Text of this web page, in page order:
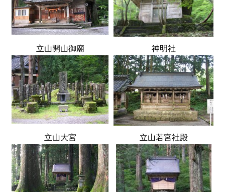
立山開山御廟 神明社
立山大宮 立山若宮社殿